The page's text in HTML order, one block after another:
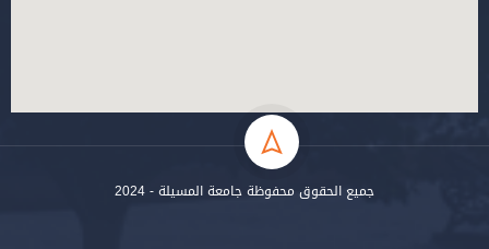
جميع الحقوق محفوظة جامعة المسيلة - 2024